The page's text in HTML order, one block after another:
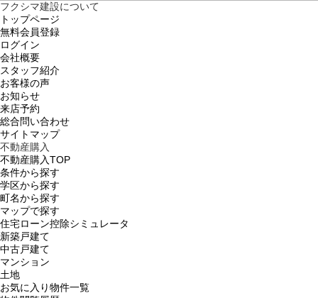
フクシマ建設について
トップページ
無料会員登録
ログイン
会社概要
スタッフ紹介
お客様の声
お知らせ
来店予約
総合問い合わせ
サイトマップ
不動産購入
不動産購入TOP
条件から探す
学区から探す
町名から探す
マップで探す
住宅ローン控除シミュレータ
新築戸建て
中古戸建て
マンション
土地
お気に入り物件一覧